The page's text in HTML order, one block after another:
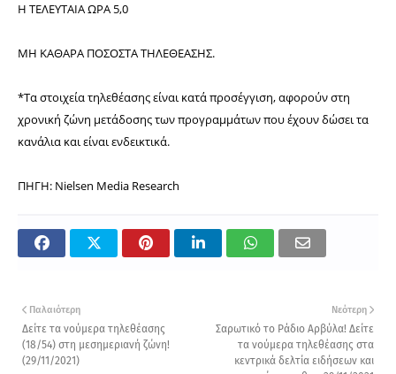
Η ΤΕΛΕΥΤΑΙΑ ΩΡΑ 5,0
ΜΗ ΚΑΘΑΡΑ ΠΟΣΟΣΤΑ ΤΗΛΕΘΕΑΣΗΣ.
*Τα στοιχεία τηλεθέασης είναι κατά προσέγγιση, αφορούν στη
χρονική ζώνη μετάδοσης των προγραμμάτων που έχουν δώσει τα
κανάλια και είναι ενδεικτικά.
ΠΗΓΗ: Nielsen Media Research
Νεότερη
Σαρωτικό το Ράδιο Αρβύλα! Δείτε
τα νούμερα τηλεθέασης στα
κεντρικά δελτία ειδήσεων και
Παλαιότερη
Δείτε τα νούμερα τηλεθέασης
(18/54) στη μεσημεριανή ζώνη!
(29/11/2021)